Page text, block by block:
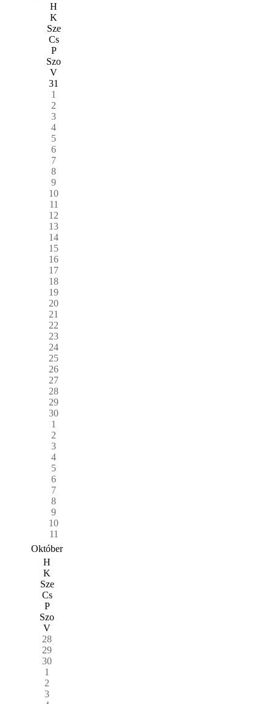
H
K
Sze
Cs
P
Szo
V
31
1
2
3
4
5
6
7
8
9
10
11
12
13
14
15
16
17
18
19
20
21
22
23
24
25
26
27
28
29
30
1
2
3
4
5
6
7
8
9
10
11
Október
H
K
Sze
Cs
P
Szo
V
28
29
30
1
2
3